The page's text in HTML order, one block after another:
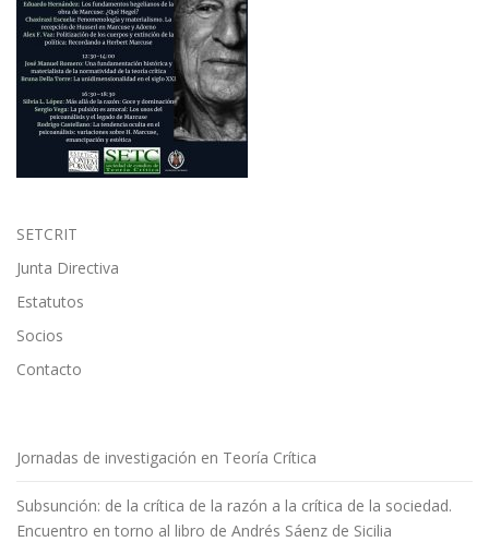
SETCRIT
Junta Directiva
Estatutos
Socios
Contacto
Jornadas de investigación en Teoría Crítica
Subsunción: de la crítica de la razón a la crítica de la sociedad.
Encuentro en torno al libro de Andrés Sáenz de Sicilia